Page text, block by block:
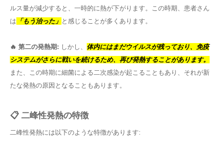
ルス量が減少すると、一時的に熱が下がります。この時期、患者さん
は 「もう治った」 と感じることが多くあります。
🔥 第二の発熱期: しかし、 体内にはまだウイルスが残っており、免疫
システムがさらに戦いを続けるため、再び発熱することがあります。
また、この時期に細菌による二次感染が起こることもあり、それが新
たな発熱の原因となることもあります。
📋 二峰性発熱の特徴
二峰性発熱には以下のような特徴があります: